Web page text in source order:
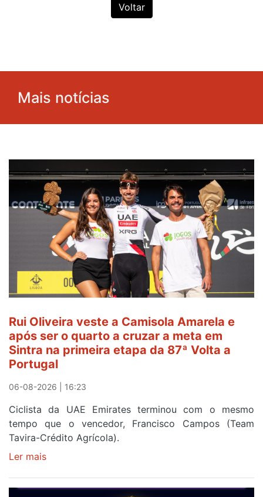
Voltar
Mais notícias
Rui Oliveira veste a Camisola Amarela e
após ser o quarto a cruzar a meta em
Sintra na primeira etapa da 87ª Volta a
Portugal
06-08-2026 | 16:23
Ciclista da UAE Emirates terminou com o mesmo
tempo que o vencedor, Francisco Campos (Team
Tavira-Crédito Agrícola).
Ler mais